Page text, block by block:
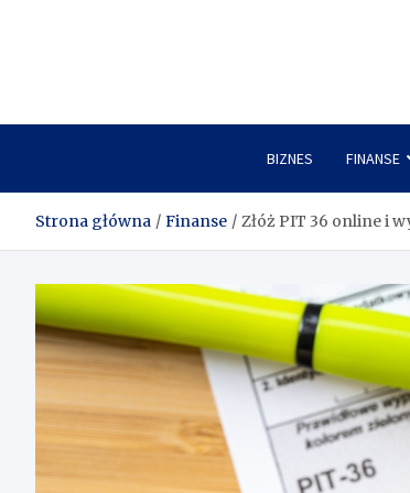
BIZNES FINANSE
Strona główna Finanse Złóż PIT 36 online i